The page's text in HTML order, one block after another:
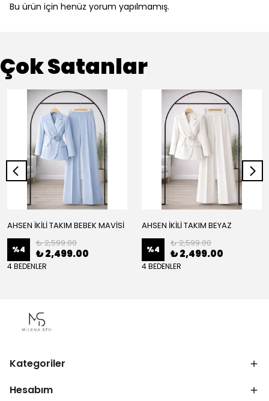
Bu ürün için henüz yorum yapılmamış.
Çok Satanlar
AHSEN İKİLİ TAKIM BEBEK MAVİSİ
%4
₺ 2,599.00
₺ 2,499.00
4 BEDENLER
AHSEN İKİLİ TAKIM BEYAZ
%4
₺ 2,599.00
₺ 2,499.00
4 BEDENLER
Kategoriler
Hesabım